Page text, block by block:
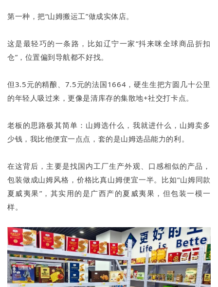
第一种，把“山姆搬运工”做成实体店。
这是最轻巧的一条路，比如辽宁一家“抖来咪全球商品折扣
仓”，位置偏到导航都不好找。
但3.5元的精酿、7.5元的法国1664，硬生生把方圆几十公里
的年轻人吸过来，更像是清库存的集散地+社交打卡点。
老板的思路极其简单：山姆选什么，我就进什么，山姆卖多
少钱，我比他便宜一点点，套的是山姆选品能力的利。
在这背后，主要是找国内工厂生产外观、口感相似的产品，
包装做成山姆风格，价格比真山姆便宜一半。比如“山姆同款
夏威夷果”，其实用的是广西产的夏威夷果，但包装一模一
样。